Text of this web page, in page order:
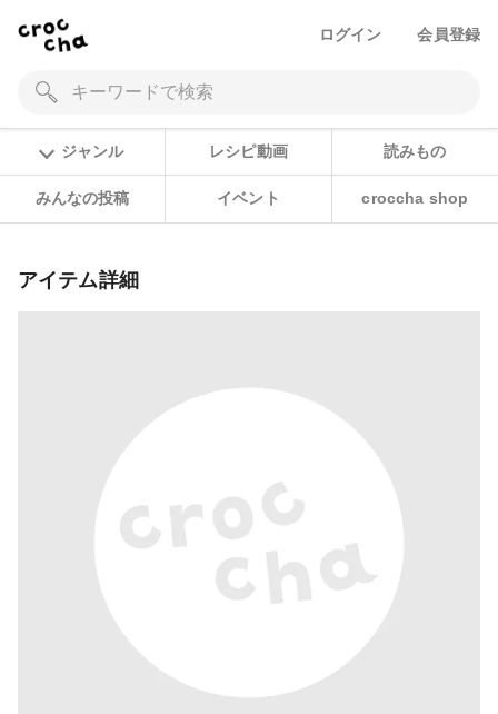
ログイン 会員登録
ジャンル レシピ動画 読みもの
みんなの投稿 イベント croccha shop
アイテム詳細